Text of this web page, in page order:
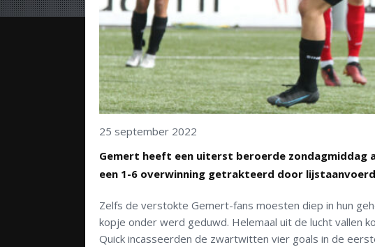
25 september 2022
Gemert heeft een uiterst beroerde zondagmiddag
een 1-6 overwinning getrakteerd door
Zelfs de verstokte Gemert-fans moesten diep in hun
kopje onder werd geduwd. Helemaal uit de lucht vallen
Quick incasseerden de zwartwitten vier goals in de